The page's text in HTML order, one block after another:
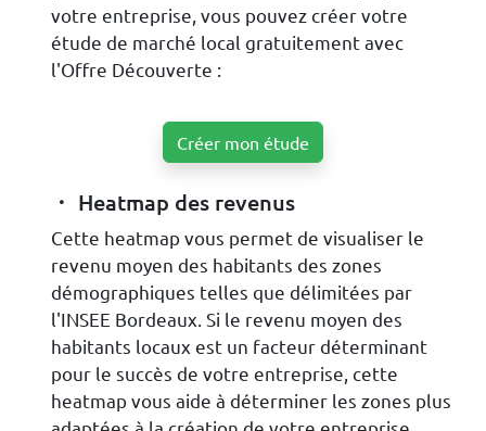
votre entreprise, vous pouvez créer votre
étude de marché local gratuitement avec
l'Offre Découverte :
Créer mon étude
Heatmap des revenus
Cette heatmap vous permet de visualiser le
revenu moyen des habitants des zones
démographiques telles que délimitées par
l'INSEE Bordeaux. Si le revenu moyen des
habitants locaux est un facteur déterminant
pour le succès de votre entreprise, cette
heatmap vous aide à déterminer les zones plus